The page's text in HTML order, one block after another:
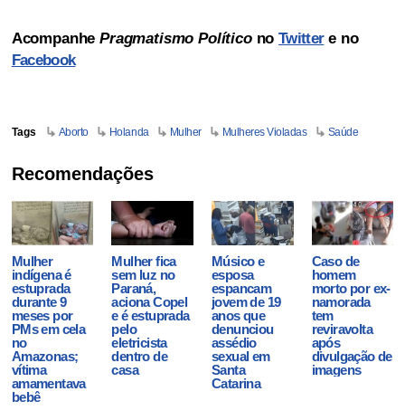
AcompanhePragmatismo PolíticonoTwittere no
Facebook
Tags Aborto Holanda Mulher Mulheres Violadas Saúde
Recomendações
Mulher
indígena é
estuprada
durante 9
meses por
PMs em cela
no
Amazonas;
vítima
amamentava
bebê
Mulher fica
sem luz no
Paraná,
aciona Copel
e é estuprada
pelo
eletricista
dentro de
casa
Músico e
esposa
espancam
jovem de 19
anos que
denunciou
assédio
sexual em
Santa
Catarina
Caso de
homem
morto por ex-
namorada
tem
reviravolta
após
divulgação de
imagens